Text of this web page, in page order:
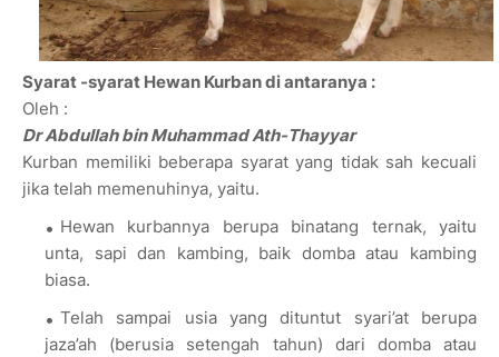
Syarat -syarat Hewan Kurban di antaranya :
Oleh :
Dr Abdullah bin Muhammad Ath-Thayyar
Kurban memiliki beberapa syarat yang tidak sah kecuali
jika telah memenuhinya, yaitu.
Hewan kurbannya berupa binatang ternak, yaitu
unta, sapi dan kambing, baik domba atau kambing
biasa.
Telah sampai usia yang dituntut syari’at berupa
jaza’ah (berusia setengah tahun) dari domba atau